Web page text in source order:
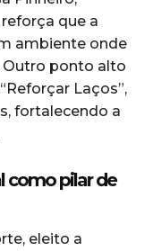
que a
ambiente onde
Outro ponto alto
Laços”,
fortalecendo a
como pilar de
eleito a